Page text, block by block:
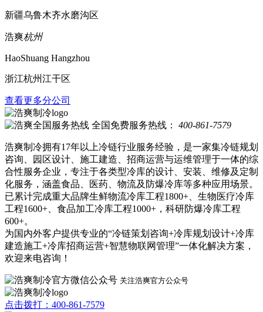
新疆乌鲁木齐水磨沟区
浩爽杭州
HaoShuang Hangzhou
浙江杭州江干区
查看更多分公司
全国免费服务热线： 400-861-7579
浩爽制冷拥有17年以上冷链行业服务经验，是一家集冷链规划
咨询、园区设计、施工建造、招商运营与运维管理于一体的综
合性服务企业，专注于各类型冷库的设计、安装、维修及定制
化服务，涵盖食品、医药、物流及防爆冷库等多种应用场景。
已累计完成重大品牌生鲜物流冷库工程1800+、生物医疗冷库
工程1600+、食品加工冷库工程1000+，科研防爆冷库工程
600+。
为国内外客户提供专业的“冷链策划咨询+冷库规划设计+冷库
建造施工+冷库招商运营+智慧物联网管理”一体化解决方案，
欢迎来电咨询！
关注浩爽官方公众号
点击拨打：400-861-7579